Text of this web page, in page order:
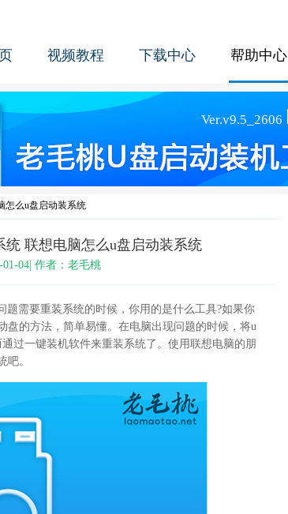
视频教程 下载中心 帮助中心
怎么u盘启动装系统
联想电脑怎么u盘启动装系统
01-04| 作者：老毛桃
需要重装系统的时候，你用的是什么工具?如果你
盘的方法，简单易懂。在电脑出现问题的时候，将u
过一键装机软件来重装系统了。使用联想电脑的朋
吧。